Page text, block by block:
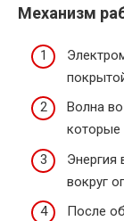
Механизм
Волна
которые
Энергия
вокруг
После